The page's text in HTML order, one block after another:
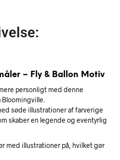
– Fly & Ballon Motiv
personligt med denne
søde illustrationer af farverige
skaber en legende og eventyrlig
med illustrationer på, hvilket gør